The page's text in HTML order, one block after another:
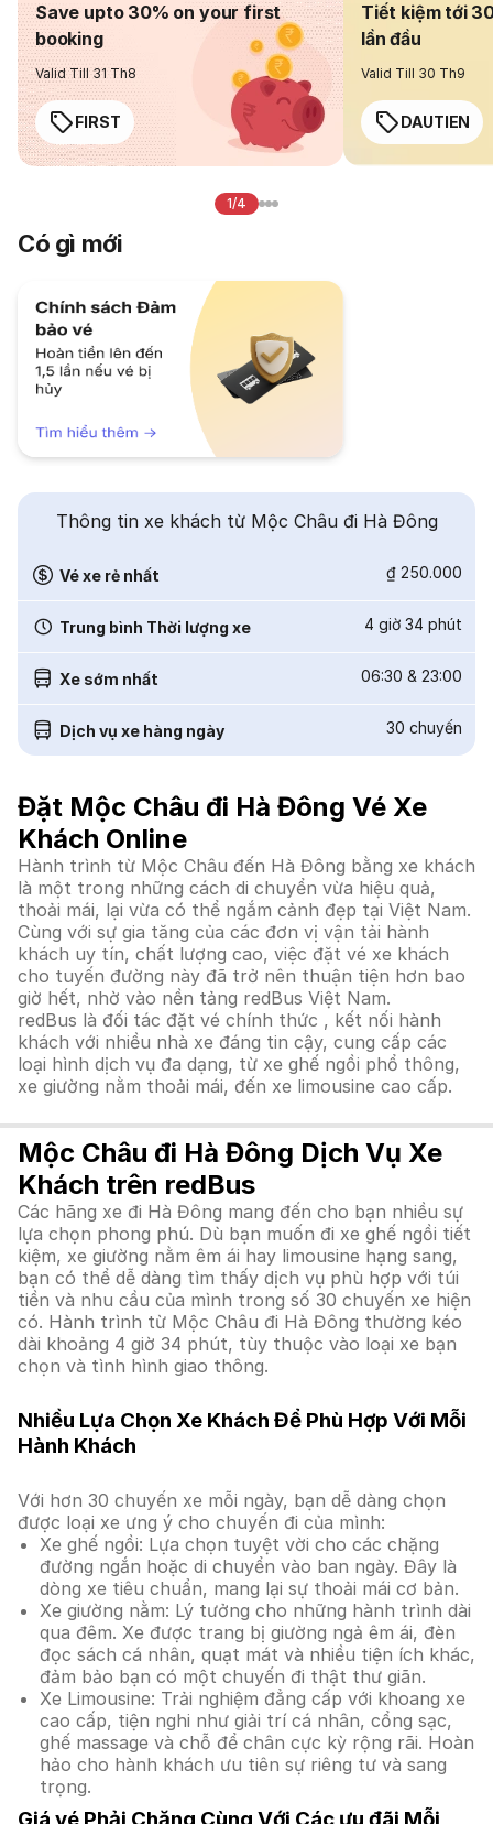
Save upto 30% on your first
booking
Valid Till 31 Th8
FIRST
Tiết kiệm tới
lần đầu
Valid Till 30 Th9
DAUTIEN
1/4
Có gì mới
Thông tin xe khách từ Mộc Châu đi Hà Đông
Vé xe rẻ nhất ₫ 250.000
Trung bình Thời lượng xe 4 giờ 34 phút
Xe sớm nhất 06:30 & 23:00
Dịch vụ xe hàng ngày 30 chuyến
Đặt Mộc Châu đi Hà Đông Vé Xe
Khách Online
Hành trình từ Mộc Châu đến Hà Đông bằng xe khách
là một trong những cách di chuyển vừa hiệu quả,
thoải mái, lại vừa có thể ngắm cảnh đẹp tại Việt Nam.
Cùng với sự gia tăng của các đơn vị vận tải hành
khách uy tín, chất lượng cao, việc đặt vé xe khách
cho tuyến đường này đã trở nên thuận tiện hơn bao
giờ hết, nhờ vào nền tảng redBus Việt Nam.
redBus là đối tác đặt vé chính thức , kết nối hành
khách với nhiều nhà xe đáng tin cậy, cung cấp các
loại hình dịch vụ đa dạng, từ xe ghế ngồi phổ thông,
xe giường nằm thoải mái, đến xe limousine cao cấp.
Mộc Châu đi Hà Đông Dịch Vụ Xe
Khách trên redBus
Các hãng xe đi Hà Đông mang đến cho bạn nhiều sự
lựa chọn phong phú. Dù bạn muốn đi xe ghế ngồi tiết
kiệm, xe giường nằm êm ái hay limousine hạng sang,
bạn có thể dễ dàng tìm thấy dịch vụ phù hợp với túi
tiền và nhu cầu của mình trong số 30 chuyến xe hiện
có. Hành trình từ Mộc Châu đi Hà Đông thường kéo
dài khoảng 4 giờ 34 phút, tùy thuộc vào loại xe bạn
chọn và tình hình giao thông.
Nhiều Lựa Chọn Xe Khách Để Phù Hợp Với Mỗi
Hành Khách
Với hơn 30 chuyến xe mỗi ngày, bạn dễ dàng chọn
được loại xe ưng ý cho chuyến đi của mình:
Xe ghế ngồi: Lựa chọn tuyệt vời cho các chặng
đường ngắn hoặc di chuyển vào ban ngày. Đây là
dòng xe tiêu chuẩn, mang lại sự thoải mái cơ bản.
Xe giường nằm: Lý tưởng cho những hành trình dài
qua đêm. Xe được trang bị giường ngả êm ái, đèn
đọc sách cá nhân, quạt mát và nhiều tiện ích khác,
đảm bảo bạn có một chuyến đi thật thư giãn.
Xe Limousine: Trải nghiệm đẳng cấp với khoang xe
cao cấp, tiện nghi như giải trí cá nhân, cổng sạc,
ghế massage và chỗ để chân cực kỳ rộng rãi. Hoàn
hảo cho hành khách ưu tiên sự riêng tư và sang
trọng.